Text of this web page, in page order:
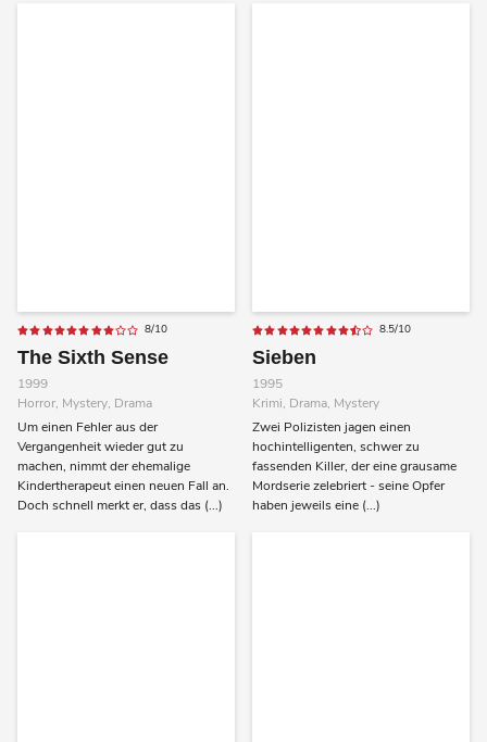
8/10
The Sixth Sense
1999
Horror, Mystery, Drama
Um einen Fehler aus der
Vergangenheit wieder gut zu
machen, nimmt der ehemalige
Kindertherapeut einen neuen Fall an.
Doch schnell merkt er, dass das (...)
8.5/10
Sieben
1995
Krimi, Drama, Mystery
Zwei Polizisten jagen einen
hochintelligenten, schwer zu
fassenden Killer, der eine grausame
Mordserie zelebriert - seine Opfer
haben jeweils eine (...)